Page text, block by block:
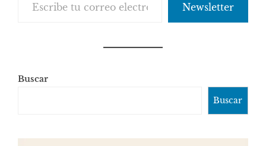
Newsletter
Buscar
Buscar